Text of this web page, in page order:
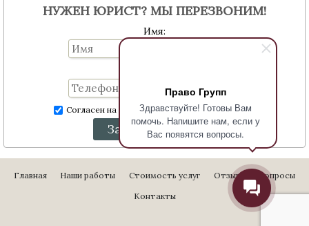
Право Групп
Здравствуйте! Готовы Вам
помочь. Напишите нам, если у
Вас появятся вопросы.
НУЖЕН ЮРИСТ? МЫ ПЕРЕЗВОНИМ!
Имя:
Согласен на обработку персональных данных
Заказать звонок
Главная Наши работы Стоимость услуг Отзывы
Вопросы
Контакты